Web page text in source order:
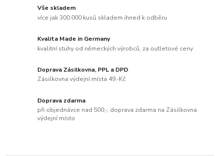
Vše skladem
více jak 300.000 kusů skladem ihned k odběru
Kvalita Made in Germany
kvalitní stuhy od německých výrobců, za outletové ceny
Doprava Zásilkovna, PPL a DPD
Zásilkovna výdejní místa 49,-Kč
Doprava zdarma
při objednávce nad 500,-, doprava zdarma na Zásilkovna
výdejní místo